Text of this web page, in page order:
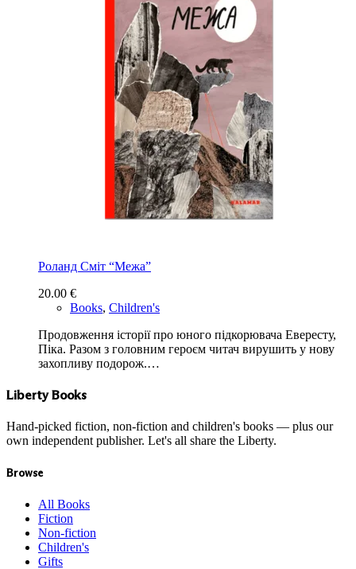
Роланд Сміт “Межа”
20.00 €
Books, Children's
Продовження історії про юного підкорювача Евересту,
Піка. Разом з головним героєм читач вирушить у нову
захопливу подорож.…
Liberty Books
Hand-picked fiction, non-fiction and children's books — plus our
own independent publisher. Let's all share the Liberty.
Browse
All Books
Fiction
Non-fiction
Children's
Gifts